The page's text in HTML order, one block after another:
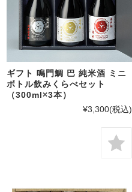
ギフト 鳴門鯛 巴 純米酒 ミニ
ボトル飲みくらべセット
（300ml×3本）
¥3,300(税込)